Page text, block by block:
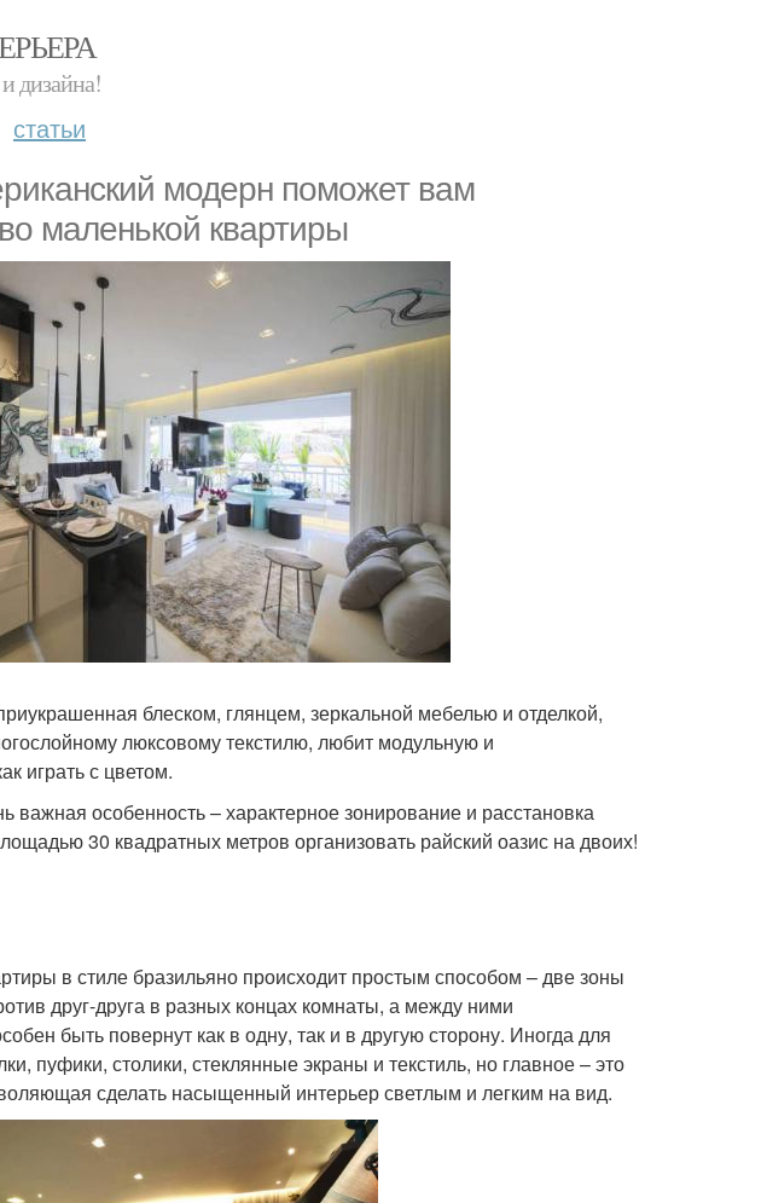
дизайна!
статьи
модерн поможет вам
маленькой квартиры
блеском, глянцем, зеркальной мебелью и отделкой,
люксовому текстилю, любит модульную и
играть с цветом.
важная особенность – характерное зонирование и расстановка
30 квадратных метров организовать райский оазис на двоих!
в стиле бразильяно происходит простым способом – две зоны
друг-друга в разных концах комнаты, а между ними
быть повернут как в одну, так и в другую сторону. Иногда для
пуфики, столики, стеклянные экраны и текстиль, но главное – это
сделать насыщенный интерьер светлым и легким на вид.